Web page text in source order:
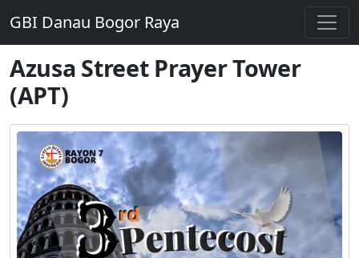
GBI Danau Bogor Raya
Azusa Street Prayer Tower
(APT)